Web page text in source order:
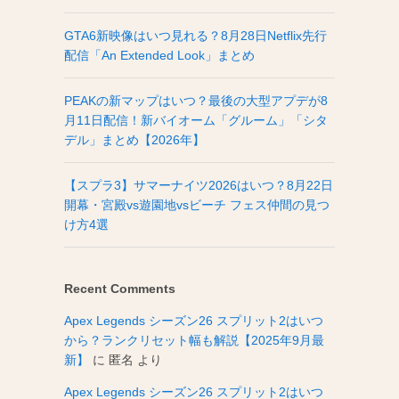
GTA6新映像はいつ見れる？8月28日Netflix先行
配信「An Extended Look」まとめ
PEAKの新マップはいつ？最後の大型アプデが8
月11日配信！新バイオーム「グルーム」「シタ
デル」まとめ【2026年】
【スプラ3】サマーナイツ2026はいつ？8月22日
開幕・宮殿vs遊園地vsビーチ フェス仲間の見つ
け方4選
Recent Comments
Apex Legends シーズン26 スプリット2はいつ
から？ランクリセット幅も解説【2025年9月最
新】
に 匿名 より
Apex Legends シーズン26 スプリット2はいつ